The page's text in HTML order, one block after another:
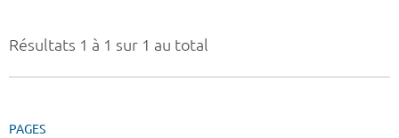
Résultats 1 à 1 sur 1 au total
PAGES